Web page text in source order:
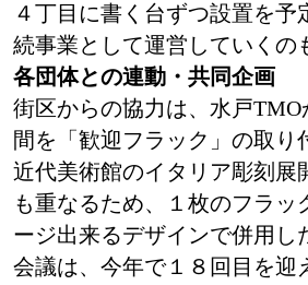
４丁目に書く台ずつ設置を
続事業として運営していくの
各団体との連動・共同企画
街区からの協力は、水戸
間を「歓迎フラック」の取
近代美術館のイタリア彫刻展
も重なるため、１枚のフラ
ージ出来るデザインで併用
会議は、今年で１８回目を迎